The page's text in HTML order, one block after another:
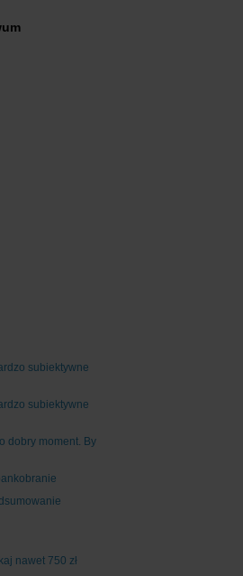
subiektywne
subiektywne
dobry moment. By
nawet 750 zł